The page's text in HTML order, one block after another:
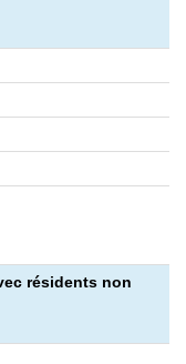
résidents non